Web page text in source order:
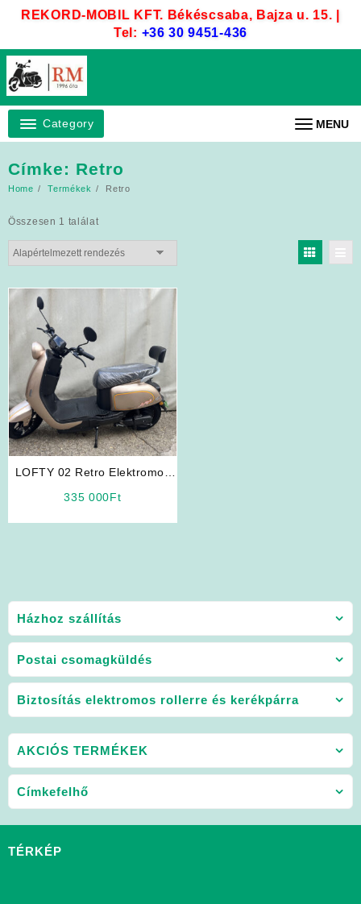
REKORD-MOBIL KFT. Békéscsaba, Bajza u. 15. |
Tel: +36 30 9451-436
Category MENU
Házhoz szállítás
Postai csomagküldés
Biztosítás elektromos rollerre és kerékpárra
Címke: Retro
Home Termékek Retro
Összesen 1 találat
LOFTY 02 Retro Elektromos
335 000Ft
AKCIÓS TERMÉKEK
Címkefelhő
TÉRKÉP